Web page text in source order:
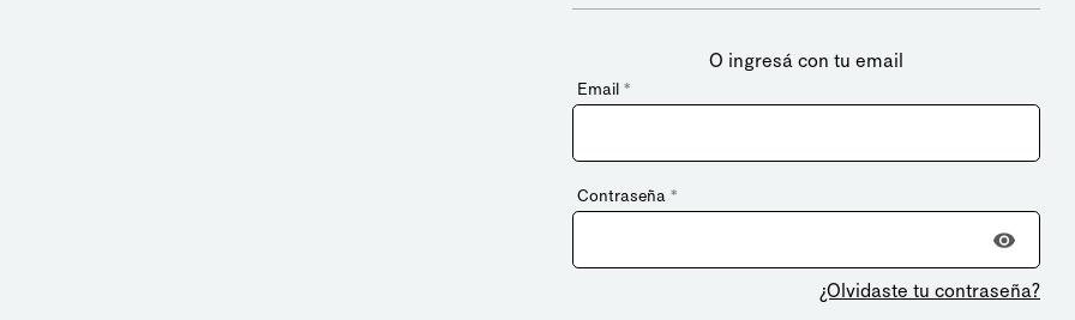
O ingresá con tu email
Email *
Contraseña *
¿Olvidaste tu contraseña?